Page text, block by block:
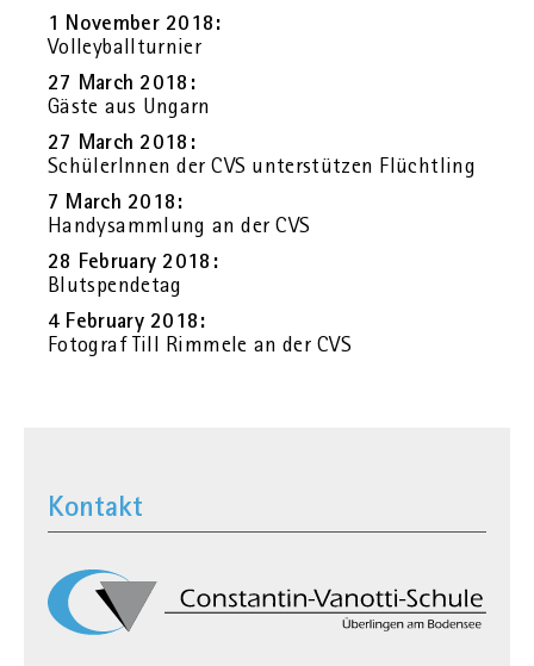
1 No­vem­ber 2018:
Vol­ley­ball­tur­nier
27 March 2018:
Gäste aus Un­garn
27 March 2018:
Schü­le­rIn­nen der CVS un­ter­stüt­zen Flücht­ling
7 March 2018:
Han­dy­samm­lung an der CVS
28 Fe­bru­ary 2018:
Blut­spen­de­tag
4 Fe­bru­ary 2018:
Fo­to­graf Till Rim­me­le an der CVS
Kontakt